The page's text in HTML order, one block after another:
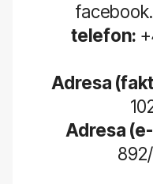
telefon:
Adresa
Adresa